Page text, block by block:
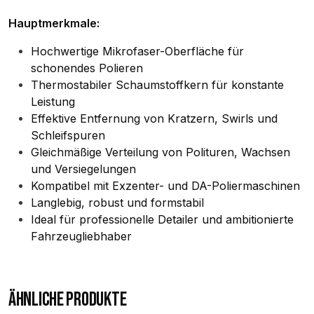
Hauptmerkmale:
Hochwertige Mikrofaser-Oberfläche für
schonendes Polieren
Thermostabiler Schaumstoffkern für konstante
Leistung
Effektive Entfernung von Kratzern, Swirls und
Schleifspuren
Gleichmäßige Verteilung von Polituren, Wachsen
und Versiegelungen
Kompatibel mit Exzenter- und DA-Poliermaschinen
Langlebig, robust und formstabil
Ideal für professionelle Detailer und ambitionierte
Fahrzeugliebhaber
ÄHNLICHE PRODUKTE